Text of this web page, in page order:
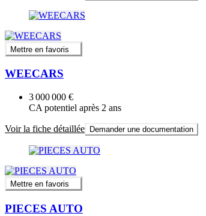
Mettre en favoris
WEECARS
3 000 000 €
CA potentiel après 2 ans
Voir la fiche détaillée Demander une documentation
Mettre en favoris
PIECES AUTO